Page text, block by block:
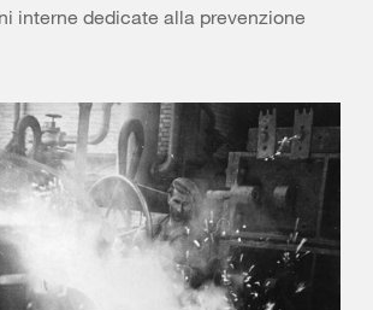
interne dedicate alla prevenzione